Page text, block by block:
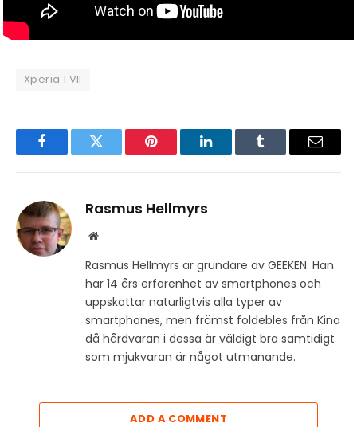
Xperia 1 VII
FacebookTwitter Pinterest LinkedInTumblr Email
Rasmus Hellmyrs
Website
Rasmus Hellmyrs är grundare av GEEKEN. Han
har 14 års erfarenhet av smartphones och
uppskattar naturligtvis alla typer av
smartphones, men främst foldebles från Kina
då hårdvaran i dessa är väldigt bra samtidigt
som mjukvaran är något utmanande.
ADD A COMMENT